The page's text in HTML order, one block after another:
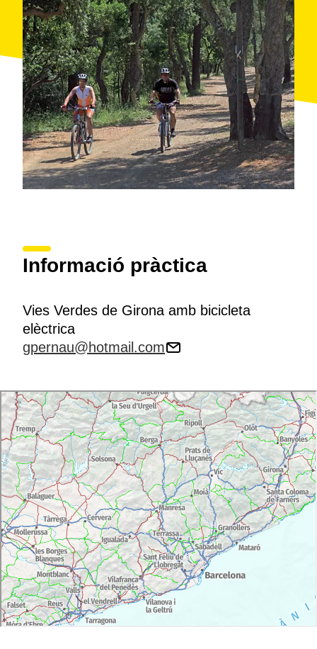
edats i nivells de forma física. Té molt poc desnivell i
ofereix una gran seguretat, ja que està completament
segregat del trànsit de vehicles.
Informació pràctica
Vies Verdes de Girona amb bicicleta
elèctrica
gpernau@hotmail.com